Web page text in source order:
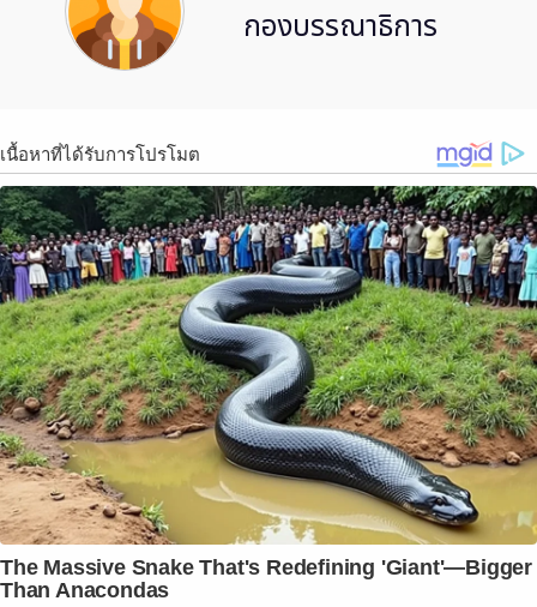
กองบรรณาธิการ
เนื้อหาที่ได้รับการโปรโมต
The Massive Snake That's Redefining 'Giant'—Bigger
Than Anacondas